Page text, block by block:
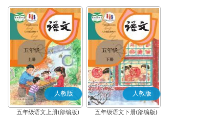
人教版
五年级语文上册(部编版)
人教版
五年级语文下册(部编版)